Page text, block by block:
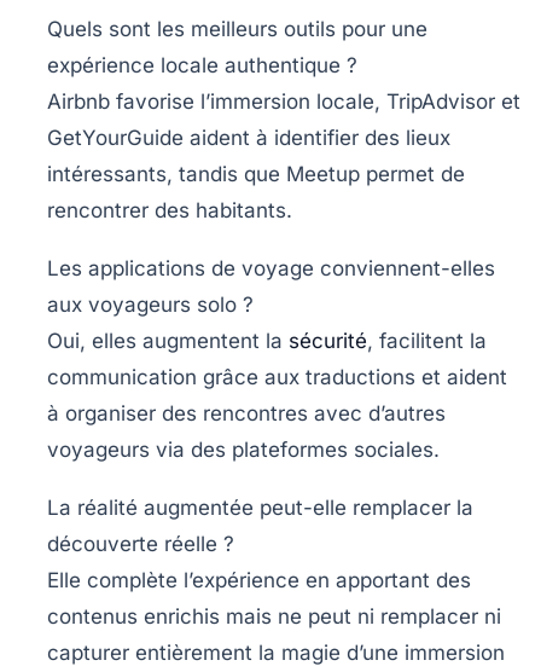
Quels sont les meilleurs outils pour une
expérience locale authentique ?
Airbnb favorise l’immersion locale, TripAdvisor et
GetYourGuide aident à identifier des lieux
intéressants, tandis que Meetup permet de
rencontrer des habitants.
Les applications de voyage conviennent-elles
aux voyageurs solo ?
Oui, elles augmentent la sécurité, facilitent la
communication grâce aux traductions et aident
à organiser des rencontres avec d’autres
voyageurs via des plateformes sociales.
La réalité augmentée peut-elle remplacer la
découverte réelle ?
Elle complète l’expérience en apportant des
contenus enrichis mais ne peut ni remplacer ni
capturer entièrement la magie d’une immersion